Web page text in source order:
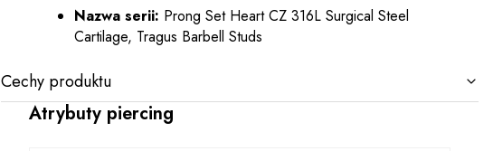
Nazwa serii: Prong Set Heart CZ 316L Surgical Steel
Cartilage, Tragus Barbell Studs
Cechy produktu
Atrybuty piercing